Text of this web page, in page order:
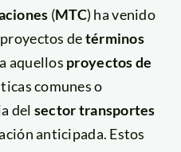
(MTC) ha venido
detérminos
aquellos proyectos de
comunes o
del sector transportes
anticipada. Estos